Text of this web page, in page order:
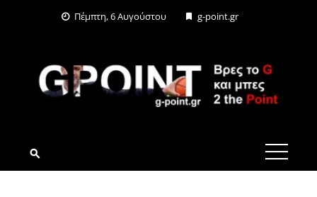
Πέμπτη, 6 Αυγούστου g-point.gr
G-POINT.GR